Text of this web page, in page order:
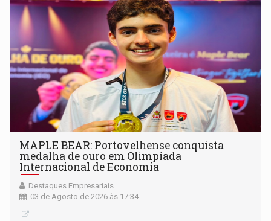
MAPLE BEAR: Portovelhense conquista
medalha de ouro em Olimpíada
Internacional de Economia
Destaques Empresariais
03 de Agosto de 2026 às 17:34